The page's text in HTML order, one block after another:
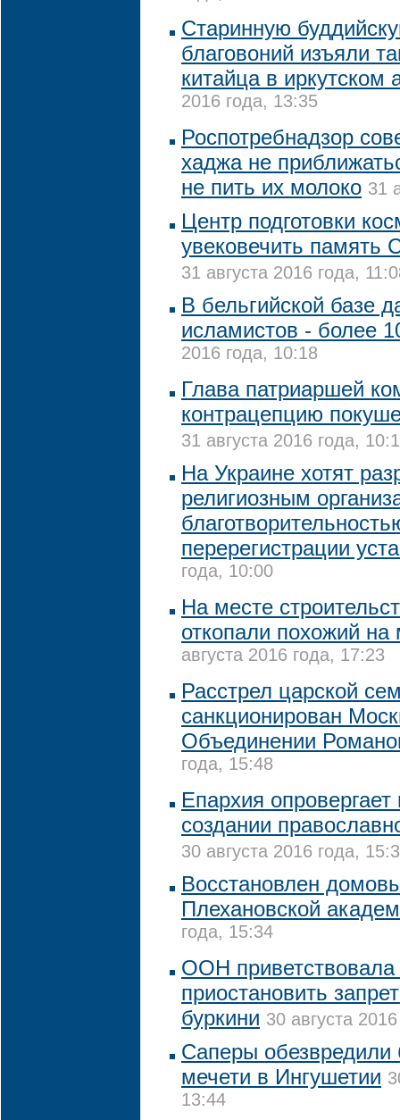
Старинную
благовоний изъяли
китайца в иркутском
2016 года, 13:35
Роспотребнадзор
хаджа не
не пить их молоко 31
Центр подготовки
увековечить память
31 августа 2016 года,
В бельгийской базе
исламистов - более
2016 года, 10:18
Глава патриаршей
контрацепцию
31 августа 2016 года,
На Украине хотят
религиозным
перерегистрации
года, 10:00
На месте
откопали похожий
августа 2016 года, 17:23
Расстрел царской
санкционирован
Объединении
года, 15:48
Епархия
создании
30 августа 2016 года,
Восстановлен
Плехановской
года, 15:34
ООН
приостановить
буркини 30 августа
Саперы
мечети в Ингушетии
13:44